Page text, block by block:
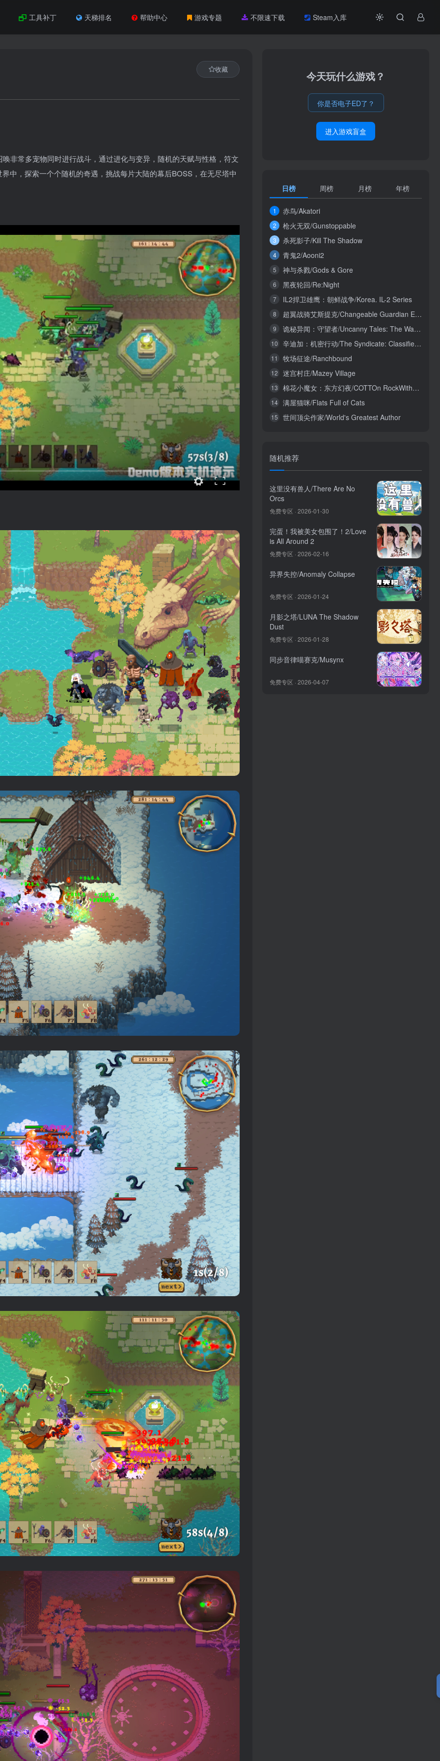
工具补丁 天梯排名 帮助中心 游戏专题 不限速下载 Steam入库
收藏
非常多宠物同时进行战斗，通过进化与变异，随机的天赋与性格，符文
中，探索一个个随机的奇遇，挑战每片大陆的幕后BOSS，在无尽塔中
今天玩什么游戏？
你是否电子ED了？
进入游戏盲盒
日榜 周榜 月榜 年榜
1 赤鸟/Akatori
2 枪火无双/Gunstoppable
3 杀死影子/Kill The Shadow
4 青鬼2/Aooni2
5 神与杀戮/Gods & Gore
6 黑夜轮回/Re:Night
7 IL2捍卫雄鹰：朝鲜战争/Korea. IL-2 Series
8 超翼战骑艾斯提克/Changeable Guardian ESTIQUE
9 诡秘异闻：守望者/Uncanny Tales: The Watcher
10 辛迪加：机密行动/The Syndicate: Classified Operations
11 牧场征途/Ranchbound
12 迷宫村庄/Mazey Village
13 棉花小魔女：东方幻夜/COTTOn RockWithYou -ORIENTAL NIGHT DREAMS-
14 满屋猫咪/Flats Full of Cats
15 世间顶尖作家/World's Greatest Author
随机推荐
这里没有兽人/There Are No
Orcs
免费专区 · 2026-01-30
完蛋！我被美女包围了！2/Love
is All Around 2
免费专区 · 2026-02-16
异界失控/Anomaly Collapse
免费专区 · 2026-01-24
月影之塔/LUNA The Shadow
Dust
免费专区 · 2026-01-28
同步音律喵赛克/Musynx
免费专区 · 2026-04-07